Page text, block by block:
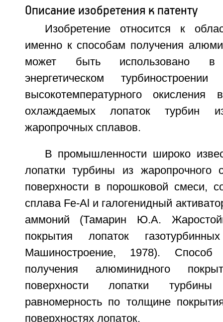
Описание изобретения к патенту
Изобретение относится к
именно к способам получения
может быть использовано
энергетическом
высокотемпературного окисления
охлаждаемых лопаток турбин
жаропрочных сплавов.
В промышленности широко
лопатки турбины из жаропрочного
поверхности в порошковой смеси,
сплава Fe-Al и галогенидный
аммоний (Тамарин Ю.А.
покрытия лопаток
Машиностроение, 1978). Способ
получения алюминидного
поверхности лопатки
равномерность по толщине
поверхностях лопаток.